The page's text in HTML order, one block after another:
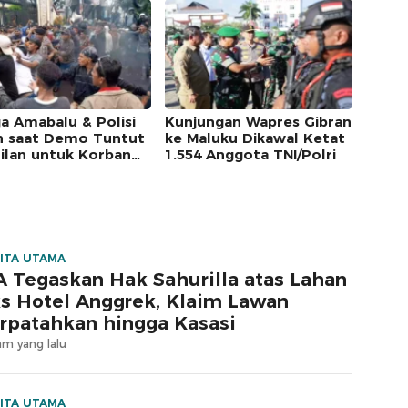
Amabalu & Polisi
saat Demo Tuntut
untuk Korban
Kunjungan Wapres Gibran
ke Maluku Dikawal Ketat
1.554 Anggota TNI/Polri
UTAMA
Tegaskan Hak Sahurilla atas Lahan
Hotel Anggrek, Klaim Lawan
hingga Kasasi
yang lalu
UTAMA